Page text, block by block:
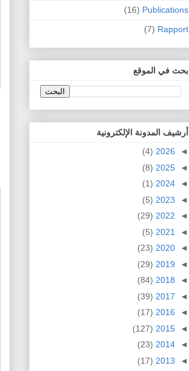
Publications
(16)
Rapport
(7)
بحث في الموقع
أرشيف المدونة الإلكترونية
◄
2026
(4)
◄
2025
(8)
◄
2024
(1)
◄
2023
(5)
◄
2022
(29)
◄
2021
(5)
◄
2020
(23)
◄
2019
(29)
◄
2018
(84)
◄
2017
(39)
◄
2016
(17)
◄
2015
(127)
◄
2014
(23)
◄
2013
(17)